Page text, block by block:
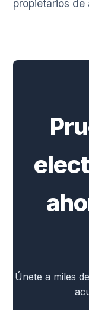
propietarios de
Únete a miles